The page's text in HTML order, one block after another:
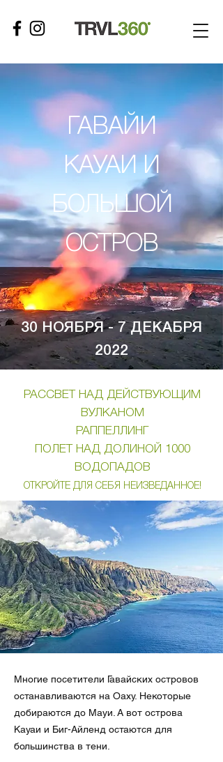
ГАВАЙИ
КАУАИ И
БОЛЬШОЙ
ОСТРОВ
30 НОЯБРЯ - 7 ДЕКАБРЯ
2022
РАССВЕТ НАД ДЕЙСТВУЮЩИМ
ВУЛКАНОМ
РАППЕЛЛИНГ
ПОЛЕТ НАД ДОЛИНОЙ 1000
ВОДОПАДОВ
ОТКРОЙТЕ ДЛЯ СЕБЯ НЕИЗВЕДАННОЕ!
Многие посетители Гавайских островов
останавливаются на Оаху. Некоторые
добираются до Мауи. А вот острова
Кауаи и Биг-Айленд остаются для
большинства в тени.